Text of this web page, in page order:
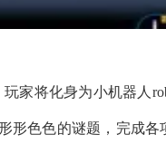
家将化身为小机器人
形色色的谜题，完成